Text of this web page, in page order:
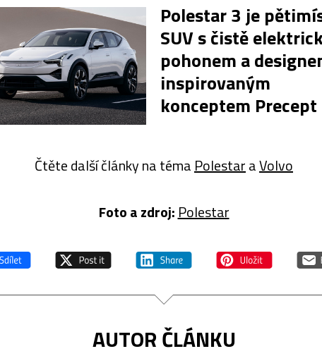
Polestar 3 je
SUV s čistě
pohonem a
inspirovaným
konceptem Precept
Čtěte další články na téma PolestaraVolvo
Foto a zdroj: Polestar
AUTOR ČLÁNKU